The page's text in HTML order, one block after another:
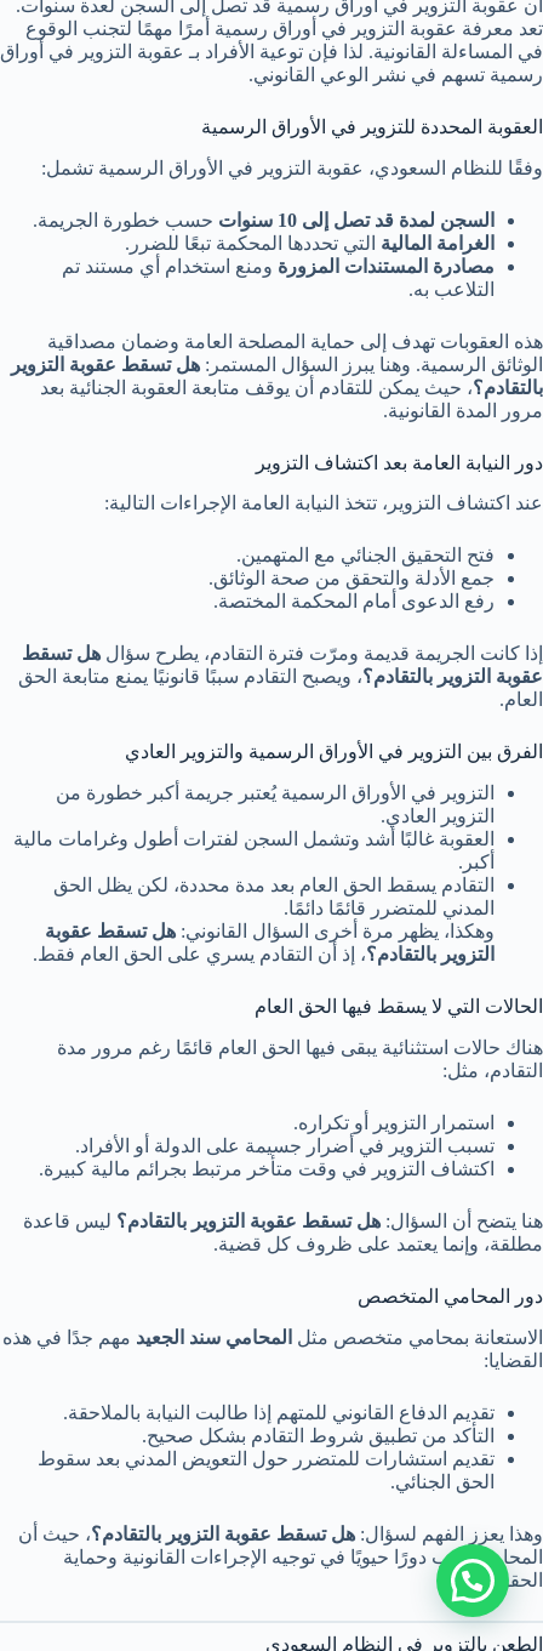
أن عقوبة التزوير في أوراق رسمية قد تصل إلى السجن لعدة سنوات.
تعد معرفة عقوبة التزوير في أوراق رسمية أمرًا مهمًا لتجنب الوقوع
في المساءلة القانونية. لذا فإن توعية الأفراد بـ عقوبة التزوير في أوراق
رسمية تسهم في نشر الوعي القانوني.
العقوبة المحددة للتزوير في الأوراق الرسمية
وفقًا للنظام السعودي، عقوبة التزوير في الأوراق الرسمية تشمل:
السجن لمدة قد تصل إلى 10 سنوات
حسب خطورة الجريمة.
الغرامة المالية التي تحددها المحكمة تبعًا للضرر.
مصادرة المستندات المزورة ومنع استخدام أي مستند تم
التلاعب به.
هذه العقوبات تهدف إلى حماية المصلحة العامة وضمان مصداقية
الوثائق الرسمية. وهنا يبرز السؤال المستمر: هل تسقط عقوبة التزوير
بالتقادم؟، حيث يمكن للتقادم أن يوقف متابعة العقوبة الجنائية بعد
مرور المدة القانونية.
دور النيابة العامة بعد اكتشاف التزوير
عند اكتشاف التزوير، تتخذ النيابة العامة الإجراءات التالية:
فتح التحقيق الجنائي مع المتهمين.
جمع الأدلة والتحقق من صحة الوثائق.
رفع الدعوى أمام المحكمة المختصة.
إذا كانت الجريمة قديمة ومرّت فترة التقادم، يطرح سؤال هل تسقط
عقوبة التزوير بالتقادم؟، ويصبح التقادم سببًا قانونيًا يمنع متابعة الحق
العام.
الفرق بين التزوير في الأوراق الرسمية والتزوير العادي
التزوير في الأوراق الرسمية يُعتبر جريمة أكبر خطورة من
التزوير العادي.
العقوبة غالبًا أشد وتشمل السجن لفترات أطول وغرامات مالية
أكبر.
التقادم يسقط الحق العام بعد مدة محددة، لكن يظل الحق
المدني للمتضرر قائمًا دائمًا.
وهكذا، يظهر مرة أخرى السؤال القانوني: هل تسقط عقوبة
التزوير بالتقادم؟، إذ أن التقادم يسري على الحق العام فقط.
الحالات التي لا يسقط فيها الحق العام
هناك حالات استثنائية يبقى فيها الحق العام قائمًا رغم مرور مدة
التقادم، مثل:
استمرار التزوير أو تكراره.
تسبب التزوير في أضرار جسيمة على الدولة أو الأفراد.
اكتشاف التزوير في وقت متأخر مرتبط بجرائم مالية كبيرة.
هنا يتضح أن السؤال: هل تسقط عقوبة التزوير بالتقادم؟ ليس قاعدة
مطلقة، وإنما يعتمد على ظروف كل قضية.
دور المحامي المتخصص
الاستعانة بمحامي متخصص مثل المحامي سند الجعيد مهم جدًا في هذه
القضايا:
تقديم الدفاع القانوني للمتهم إذا طالبت النيابة بالملاحقة.
التأكد من تطبيق شروط التقادم بشكل صحيح.
تقديم استشارات للمتضرر حول التعويض المدني بعد سقوط
الحق الجنائي.
وهذا يعزز الفهم لسؤال: هل تسقط عقوبة التزوير بالتقادم؟، حيث أن
المحامي يلعب دورًا حيويًا في توجيه الإجراءات القانونية وحماية
الحقوق.
الطعن بالتزوير في النظام السعودي